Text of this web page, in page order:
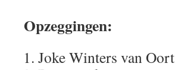
Opzeggingen:
Joke Winters van Oort